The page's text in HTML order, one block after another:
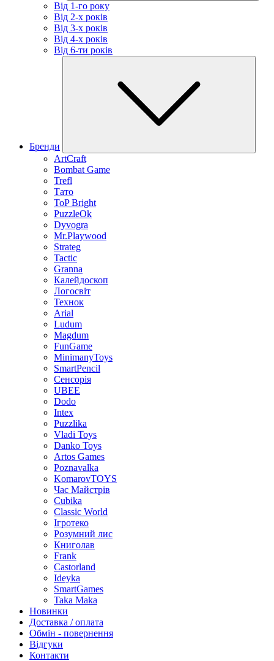
Від 1-го року
Від 2-х років
Від 3-х років
Від 4-х років
Від 6-ти років
Бренди
ArtCraft
Bombat Game
Trefl
Тато
ToP Bright
PuzzleOk
Dyvogra
Mr.Playwood
Strateg
Tactic
Granna
Калейдоскоп
Логосвіт
Технок
Arial
Ludum
Magdum
FunGame
MinimanyToys
SmartPencil
Сенсорія
UBEE
Dodo
Intex
Puzzlika
Vladi Toys
Danko Toys
Artos Games
Poznavalka
KomarovTOYS
Час Майстрів
Cubika
Classic World
Ігротеко
Розумний лис
Книголав
Frank
Castorland
Ideyka
SmartGames
Taka Maka
Новинки
Доставка / оплата
Обмін - повернення
Відгуки
Контакти